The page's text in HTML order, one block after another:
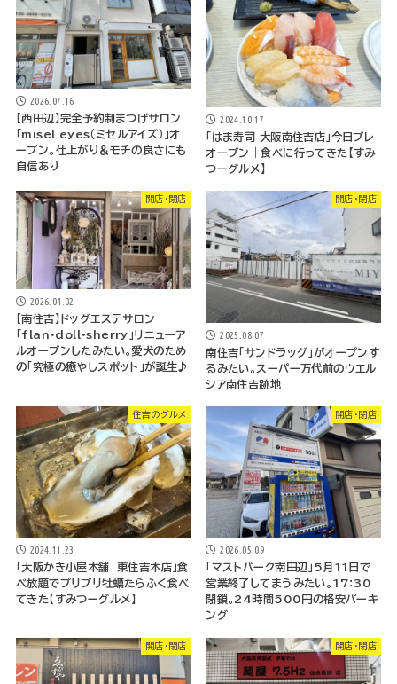
2026.07.16
【西田辺】完全予約制まつげサロン
「misel eyes（ミセルアイズ）」オ
ープン。仕上がり＆モチの良さにも
自信あり
2024.10.17
「はま寿司 大阪南住吉店」今日プレ
オープン｜食べに行ってきた【すみ
つーグルメ】
開店・閉店
2026.04.02
【南住吉】ドッグエステサロン
「flan・doll・sherry」リニューア
ルオープンしたみたい。愛犬のため
の「究極の癒やしスポット」が誕生♪
開店・閉店
2025.08.07
南住吉「サンドラッグ」がオープンす
るみたい。スーパー万代前のウエル
シア南住吉跡地
住吉のグルメ
2024.11.23
「大阪かき小屋本舗 東住吉本店」食
べ放題でプリプリ牡蠣たらふく食べ
てきた【すみつーグルメ】
開店・閉店
2026.05.09
「マストパーク南田辺」5月11日で
営業終了してまうみたい。17：30
閉鎖。24時間500円の格安パーキ
ング
開店・閉店 開店・閉店